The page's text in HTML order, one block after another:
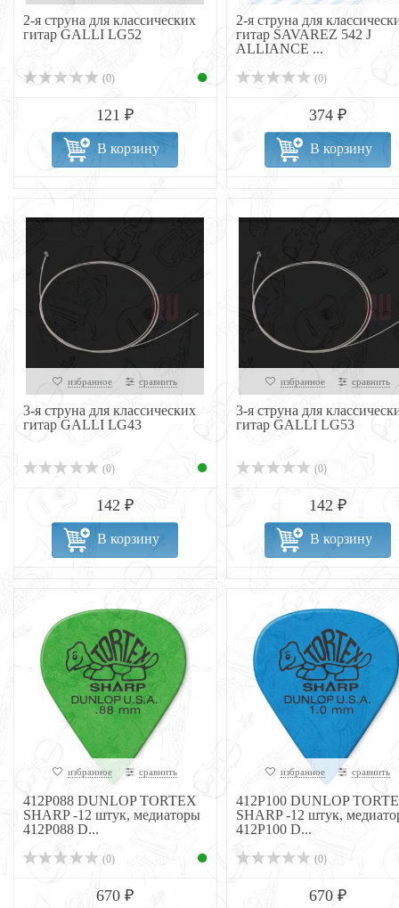
2-я струна для классических
гитар GALLI LG52
(0)
121 ₽
В корзину
2-я струна для
гитар SAVAREZ 542 J
ALLIANCE ...
(0)
374 ₽
В корзину
избранное сравнить
3-я струна для классических
гитар GALLI LG43
(0)
142 ₽
В корзину
избранное сравнить
3-я струна для
гитар GALLI LG53
(0)
142 ₽
В корзину
избранное сравнить
412P088 DUNLOP TORTEX
SHARP -12 штук, медиаторы
412P088 D...
(0)
670 ₽
избранное сравнить
412P100 DUNLOP
SHARP -12 штук,
412P100 D...
(0)
670 ₽